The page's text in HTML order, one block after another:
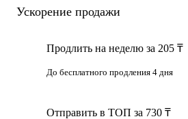
Ускорение продажи
Продлить на неделю за 205 ₸
До бесплатного продления 4 дня
Отправить в ТОП за 730 ₸